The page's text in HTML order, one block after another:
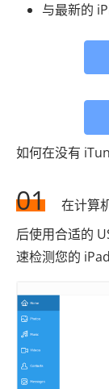
与最新的
如何在没有
01
在计算
后使用合适的
速检测您的 iPad